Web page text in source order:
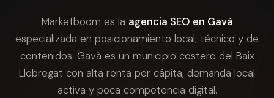
Marketboom es la agencia SEO en Gavà
especializada en posicionamiento local, técnico y de
contenidos. Gavà es un municipio costero del Baix
Llobregat con alta renta per cápita, demanda local
activa y poca competencia digital.